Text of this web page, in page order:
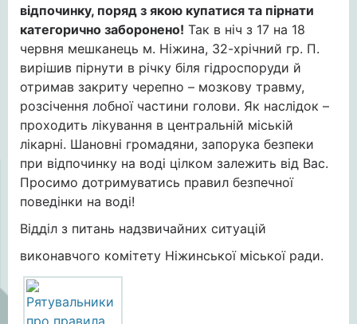
відпочинку, поряд з якою купатися та пірнати
категорично заборонено! Так в ніч з 17 на 18
червня мешканець м. Ніжина, 32-хрічний гр. П.
вирішив пірнути в річку біля гідроспоруди й
отримав закриту черепно – мозкову травму,
розсічення лобної частини голови. Як наслідок –
проходить лікування в центральній міській
лікарні. Шановні громадяни, запорука безпеки
при відпочинку на воді цілком залежить від Вас.
Просимо дотримуватись правил безпечної
поведінки на воді!
Відділ з питань надзвичайних ситуацій
виконавчого комітету Ніжинської міської ради.